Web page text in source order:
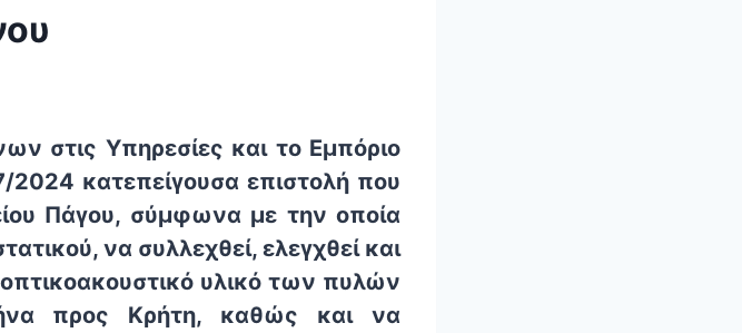
στις Υπηρεσίες και το Εμπόριο
κατεπείγουσα επιστολή που
Πάγου, σύμφωνα με την οποία
να συλλεχθεί, ελεγχθεί και
υλικό των πυλών
προς Κρήτη, καθώς και να